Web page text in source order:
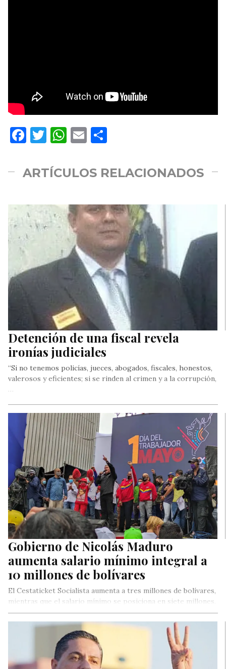
Facebook
Twitter
WhatsApp
Email
ARTÍCULOS RELACIONADOS
Detención de una fiscal revela
ironías judiciales
“Si no tenemos policías, jueces, abogados, fiscales, honestos,
valerosos y eficientes; si se rinden al crimen y a la corrupción,
…
Gobierno de Nicolás Maduro
aumenta salario mínimo integral a
10 millones de bolívares
El Cestaticket Socialista aumenta a tres millones de bolívares,
mientras que el salario mínimo se posiciona en siete millones.